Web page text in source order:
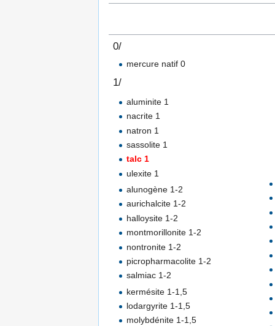
0/
mercure natif 0
1/
aluminite 1
nacrite 1
natron 1
sassolite 1
talc 1
ulexite 1
alunogène 1-2
aurichalcite 1-2
halloysite 1-2
montmorillonite 1-2
nontronite 1-2
picropharmacolite 1-2
salmiac 1-2
kermésite 1-1,5
lodargyrite 1-1,5
molybdénite 1-1,5